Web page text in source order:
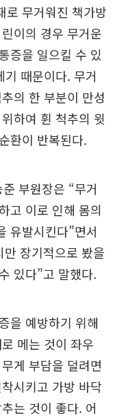
로 무거워진 책가방
이의 경우 무거운
증을 일으킬 수 있
때문이다. 무거
의 한 부분이 만성
하여 휜 척추의 윗
환이 반복된다.
부원장은 “무거
고 이로 인해 몸의
유발시킨다”면서
장기적으로 봤을
있다”고 말했다.
을 예방하기 위해
메는 것이 좌우
게 부담을 덜려면
시키고 가방 바닥
는 것이 좋다. 어